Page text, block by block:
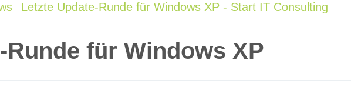
Letzte Update-Runde für Windows XP - Start IT Consulting
Runde für Windows XP